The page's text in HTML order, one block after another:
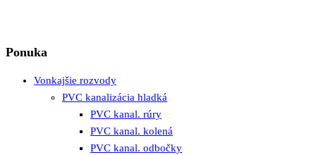
Ponuka
Vonkajšie rozvody
PVC kanalizácia hladká
PVC kanal. rúry
PVC kanal. kolená
PVC kanal. odbočky